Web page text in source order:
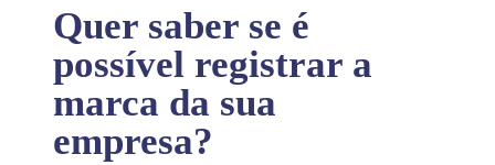
Quer saber se é
possível registrar a
marca da sua
empresa?